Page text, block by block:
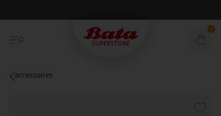
Betaal achteraf met Klarna 0
accessoires